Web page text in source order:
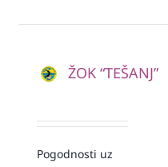
ŽOK “TEŠANJ”
Pogodnosti uz